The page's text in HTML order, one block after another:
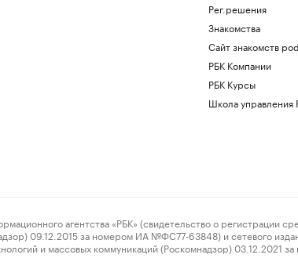
Рег.решения
Знакомства
Сайт знакомств
РБК Компании
РБК Курсы
Школа управления
агентства «РБК» (свидетельство о регистрации
09.12.2015 за номером ИА №ФС77-63848) и сетевого
и массовых коммуникаций (Роскомнадзор)